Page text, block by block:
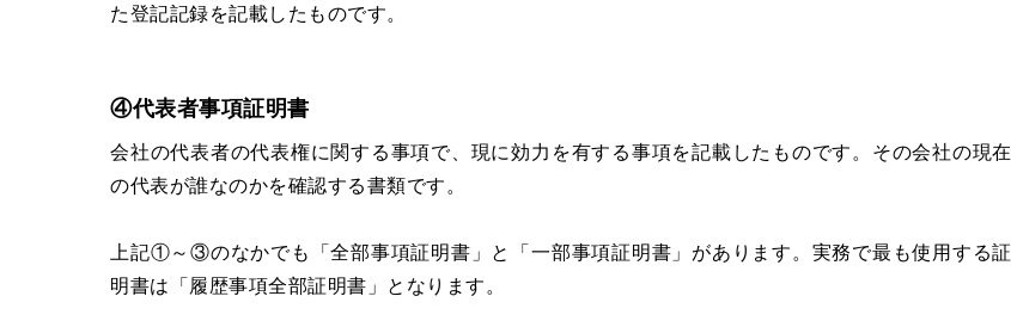
た登記記録を記載したものです。
④代表者事項証明書
会社の代表者の代表権に関する事項で、現に効力を有する事項を記載したものです。その会社の現在
の代表が誰なのかを確認する書類です。
上記①～③のなかでも「全部事項証明書」と「一部事項証明書」があります。実務で最も使用する証
明書は「履歴事項全部証明書」となります。